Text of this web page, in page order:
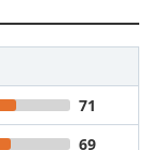
71
69